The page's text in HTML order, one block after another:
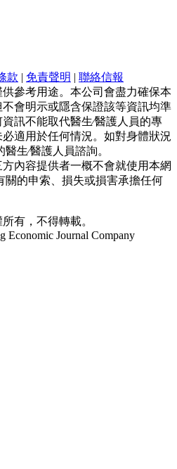
款 | 免責聲明 | 聯絡信報
參考用途。本公司會盡力確保本
會明示或隱含保證該等資訊均準
訊不能取代醫生∕醫護人員的專
適用於任何情況。如對身體狀況
生∕醫護人員諮詢。
內容提供者一概不會就使用本網
關的申索、損失或損害承擔任何
有，不得轉載。
Journal Company